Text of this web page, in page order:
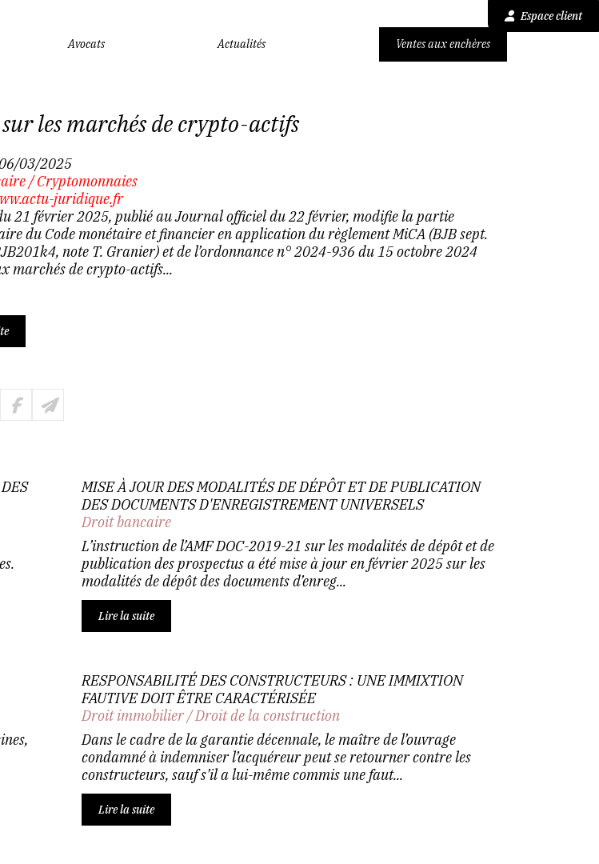
Espace client
Avocats Actualités Ventes aux enchères
les marchés de crypto-actifs
03/2025
/Cryptomonnaies
juridique.fr
21 février 2025, publié au Journal officiel du 22 février, modifie la partie
du Code monétaire et financier en application du règlement MiCA (BJB sept.
note T. Granier) et de l’ordonnance n° 2024-936 du 15 octobre 2024
marchés de crypto-actifs...
MISE À JOUR DES MODALITÉS DE DÉPÔT ET DE PUBLICATION
DES DOCUMENTS D'ENREGISTREMENT UNIVERSELS
Droit bancaire
L’instruction de l’AMF DOC-2019-21 sur les modalités de dépôt et de
publication des prospectus a été mise à jour en février 2025 sur les
modalités de dépôt des documents d’enreg...
Lire la suite
RESPONSABILITÉ DES CONSTRUCTEURS : UNE IMMIXTION
FAUTIVE DOIT ÊTRE CARACTÉRISÉE
Droit immobilier/Droit de la construction
Dans le cadre de la garantie décennale, le maître de l’ouvrage
condamné à indemniser l’acquéreur peut se retourner contre les
constructeurs, sauf s’il a lui-même commis une faut...
Lire la suite